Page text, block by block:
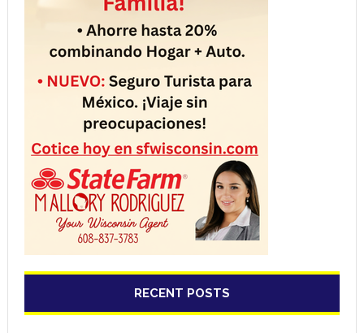
RECENT POSTS